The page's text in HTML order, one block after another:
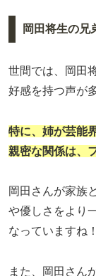
岡田将生の兄
世間では、岡田
好感を持つ声が
特に、姉が芸能
親密な関係は、
岡田さんが家族
や優しさをより
なっていますね！
また、岡田さん